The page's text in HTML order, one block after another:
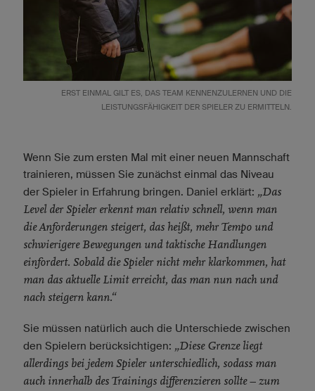
ERST EINMAL GILT ES, DAS TEAM KENNENZULERNEN UND DIE
LEISTUNGSFÄHIGKEIT DER SPIELER ZU ERMITTELN.
Wenn Sie zum ersten Mal mit einer neuen Mannschaft
trainieren, müssen Sie zunächst einmal das Niveau
der Spieler in Erfahrung bringen. Daniel erklärt: „Das
Level der Spieler erkennt man relativ schnell, wenn man
die Anforderungen steigert, das heißt, mehr Tempo und
schwierigere Bewegungen und taktische Handlungen
einfordert. Sobald die Spieler nicht mehr klarkommen, hat
man das aktuelle Limit erreicht, das man nun nach und
nach steigern kann.“
Sie müssen natürlich auch die Unterschiede zwischen
den Spielern berücksichtigen: „Diese Grenze liegt
allerdings bei jedem Spieler unterschiedlich, sodass man
auch innerhalb des Trainings differenzieren sollte – zum